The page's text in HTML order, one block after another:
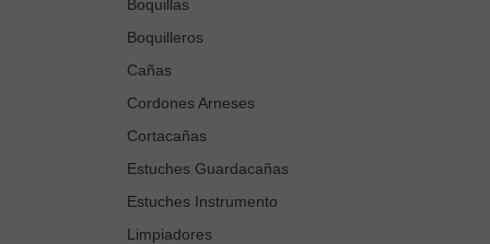
Boquillas
Boquilleros
Cañas
Cordones Arneses
Cortacañas
Estuches Guardacañas
Estuches Instrumento
Limpiadores